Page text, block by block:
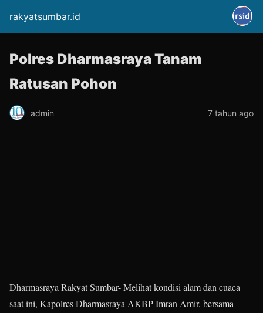
rakyatsumbar.id
Polres Dharmasraya Tanam
Ratusan Pohon
admin 7 tahun ago
Dharmasraya Rakyat Sumbar- Melihat kondisi alam dan cuaca
saat ini, Kapolres Dharmasraya AKBP Imran Amir, bersama